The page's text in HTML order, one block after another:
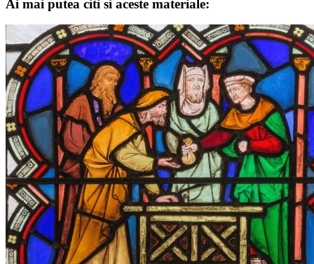
Ai mai putea citi si aceste materiale: